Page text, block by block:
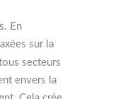
En
sur la
secteurs
envers la